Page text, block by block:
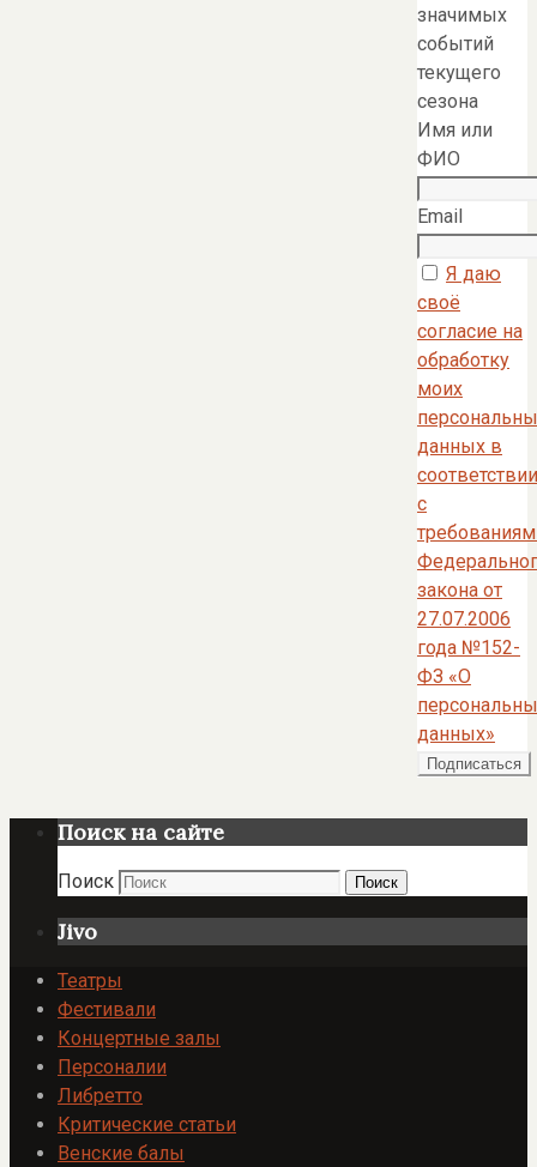
значимых
событий
текущего
сезона
Имя или
ФИО
Email
Я даю
своё
согласие на
обработку
моих
данных в
соответствии
с
закона от
27.07.2006
года №152-
ФЗ «О
данных»
Поиск на сайте
Поиск Поиск
Jivo
Театры
Фестивали
Концертные залы
Персоналии
Либретто
Критические статьи
Венские балы